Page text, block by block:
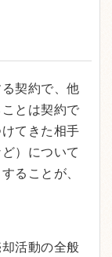
契約で、他
とは契約で
てきた相手
）について
ることが、
活動の全般